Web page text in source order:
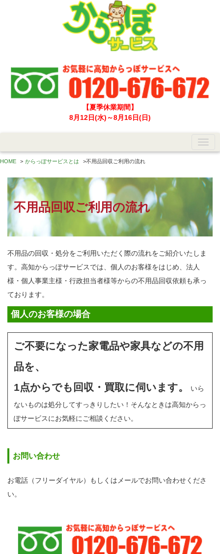
【夏季休業期間】
8月12日(水)～8月16日(日)
HOME > からっぽサービスとは >不用品回収ご利用の流れ
不用品回収ご利用の流れ
不用品の回収・処分をご利用いただく際の流れをご紹介いたしま
す。高知からっぽサービスでは、個人のお客様をはじめ、法人
様・個人事業主様・行政担当者様等からの不用品回収依頼も承っ
ております。
個人のお客様の場合
ご不要になった家電品や家具などの不用
品を、
1点からでも回収・買取に伺います。
いら
ないものは処分してすっきりしたい！そんなときは高知からっ
ぽサービスにお気軽にご相談ください。
お問い合わせ
お電話（フリーダイヤル）もしくはメールでお問い合わせくださ
い。